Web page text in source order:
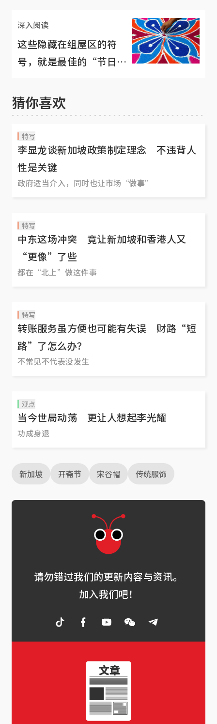
深入阅读
这些隐藏在组屋区的符
号，就是最佳的“节日提
猜你喜欢
特写
李显龙谈新加坡政策制定理念 不违背人
性是关键
政府适当介入，同时也让市场“做事”
特写
中东这场冲突 竟让新加坡和香港人又
“更像”了些
都在“北上”做这件事
特写
转账服务虽方便也可能有失误 财路“短
路”了怎么办？
不常见不代表没发生
观点
当今世局动荡 更让人想起李光耀
功成身退
新加坡 开斋节 宋谷帽 传统服饰
请勿错过我们的更新内容与资讯。
加入我们吧！